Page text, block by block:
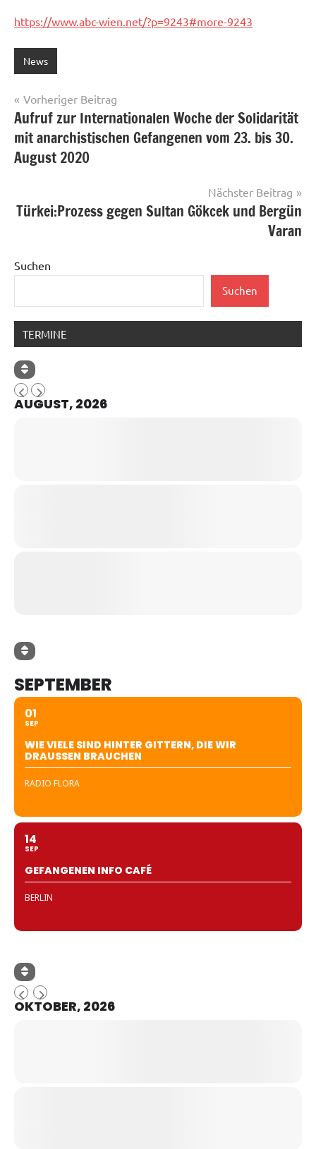
https://www.abc-wien.net/?p=9243#more-9243
News
Beitragsnavigation
Vorheriger Beitrag
Aufruf zur Internationalen Woche der Solidarität
mit anarchistischen Gefangenen vom 23. bis 30.
August 2020
Nächster Beitrag
Türkei:Prozess gegen Sultan Gökcek und Bergün
Varan
Suchen
Suchen
TERMINE
AUGUST, 2026
SEPTEMBER
01
SEP
WIE VIELE SIND HINTER GITTERN, DIE WIR
DRAUSSEN BRAUCHEN
RADIO FLORA
14
SEP
GEFANGENEN INFO CAFÉ
BERLIN
OKTOBER, 2026